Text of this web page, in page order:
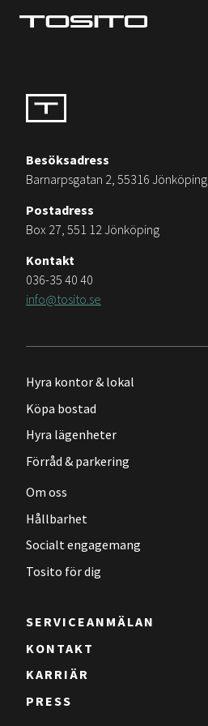
Besöksadress
Barnarpsgatan 2, 55316 Jönköping
Postadress
Box 27, 551 12 Jönköping
Kontakt
036-35 40 40
info@tosito.se
Hyra kontor & lokal
Köpa bostad
Hyra lägenheter
Förråd & parkering
Om oss
Hållbarhet
Socialt engagemang
Tosito för dig
SERVICEANMÄLAN
KONTAKT
KARRIÄR
PRESS